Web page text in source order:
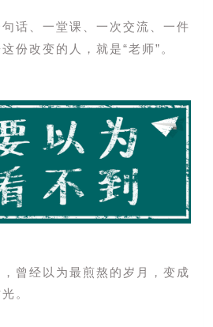
话、一堂课、一次交流、一件
份改变的人，就是“老师”。
曾经以为最煎熬的岁月，变成
。